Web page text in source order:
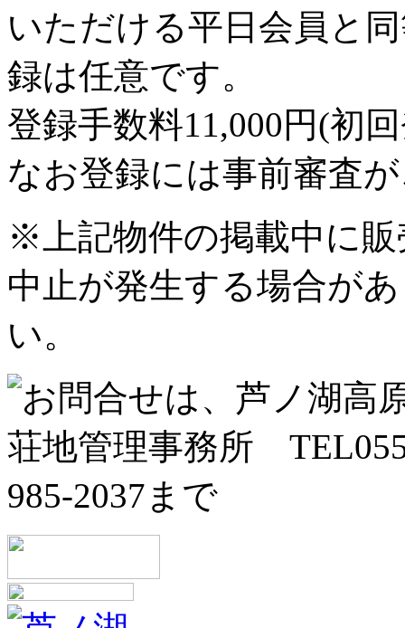
いただける平日会員と
録は任意です。
登録手数料11,000円(初
なお登録には事前審査
※上記物件の掲載中に
中止が発生する場合が
い。